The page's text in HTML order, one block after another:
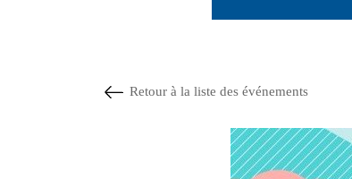
NAVIGATION
Retour à la liste des événements